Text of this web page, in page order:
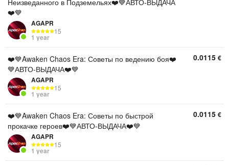
Неизведанного в Подземельях❤️💙АВТО-ВЫДАЧА
❤️💙
AGAPR
15
1 year
❤️💙Awaken Chaos Era: Советы по ведению боя❤️
💙АВТО-ВЫДАЧА❤️💙
AGAPR
15
1 year
0.0115 €
❤️💙Awaken Chaos Era: Советы по быстрой
прокачке героев❤️💙АВТО-ВЫДАЧА❤️💙
AGAPR
15
1 year
0.0115 €